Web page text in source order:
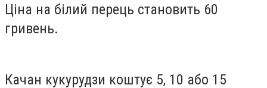
Ціна на білий перець становить 60
гривень.
Качан кукурудзи коштує 5, 10 або 15